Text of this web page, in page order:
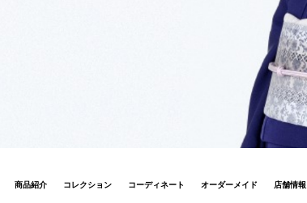
商品紹介 コレクション コーディネート オーダーメイド 店舗情報